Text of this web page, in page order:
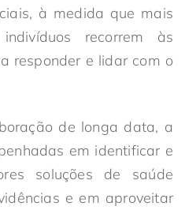
à medida que mais
recorrem às
responder e lidar com o
de longa data, a
em identificar e
soluções de saúde
e em aproveitar